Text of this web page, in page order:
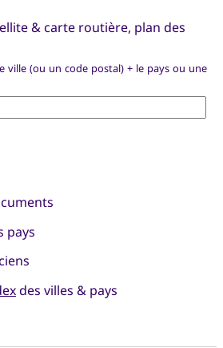
& carte routière, plan des
ville (ou un code postal) + le pays ou une
pays
des villes & pays